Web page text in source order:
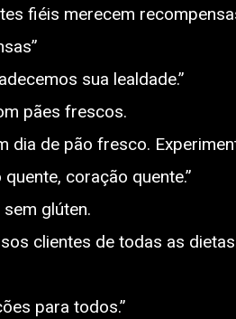
fiéis merecem
sua lealdade.”
pães frescos.
dia de pão fresco.
quente, coração quente.”
glúten.
clientes de todas as
para todos.”